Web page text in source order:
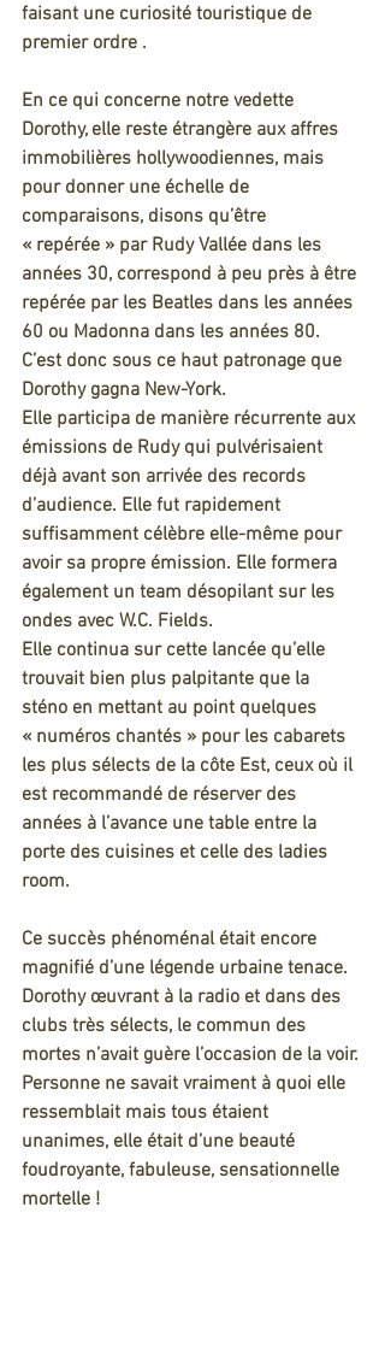
faisant une curiosité touristique de
premier ordre .
En ce qui concerne notre vedette
Dorothy, elle reste étrangère aux affres
immobilières hollywoodiennes, mais
pour donner une échelle de
comparaisons, disons qu’être
« repérée » par Rudy Vallée dans les
années 30, correspond à peu près à être
repérée par les Beatles dans les années
60 ou Madonna dans les années 80.
C’est donc sous ce haut patronage que
Dorothy gagna New-York.
Elle participa de manière récurrente aux
émissions de Rudy qui pulvérisaient
déjà avant son arrivée des records
d’audience. Elle fut rapidement
suffisamment célèbre elle-même pour
avoir sa propre émission. Elle formera
également un team désopilant sur les
ondes avec W.C. Fields.
Elle continua sur cette lancée qu’elle
trouvait bien plus palpitante que la
sténo en mettant au point quelques
« numéros chantés » pour les cabarets
les plus sélects de la côte Est, ceux où il
est recommandé de réserver des
années à l’avance une table entre la
porte des cuisines et celle des ladies
room.
Ce succès phénoménal était encore
magnifié d’une légende urbaine tenace.
Dorothy œuvrant à la radio et dans des
clubs très sélects, le commun des
mortes n’avait guère l’occasion de la voir.
Personne ne savait vraiment à quoi elle
ressemblait mais tous étaient
unanimes, elle était d’une beauté
foudroyante, fabuleuse, sensationnelle
mortelle !